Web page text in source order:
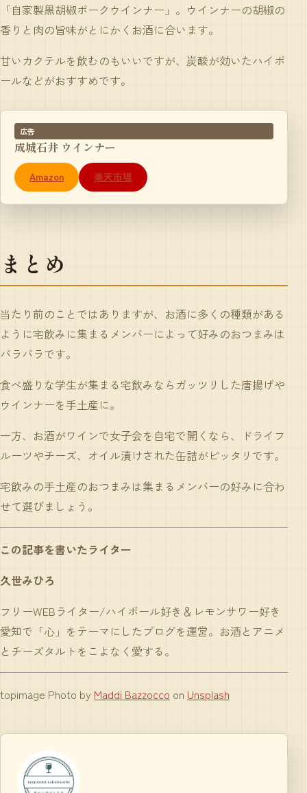
「自家製黒胡椒ポークウインナー 」。ウインナーの胡椒の
香りと肉の旨味がとにかくお酒に合います。
甘いカクテルを飲むのもいいですが、炭酸が効いたハイボ
ールなどがおすすめです。
広告
成城石井 ウインナー
Amazon 楽天市場
まとめ
当たり前のことではありますが、お酒に多くの種類がある
ように宅飲みに集まるメンバーによって好みのおつまみは
バラバラです。
食べ盛りな学生が集まる宅飲みならガッツリした唐揚げや
ウインナーを手土産に。
一方、お酒がワインで女子会を自宅で開くなら、ドライフ
ルーツやチーズ、オイル漬けされた缶詰がピッタリです。
宅飲みの手土産のおつまみは集まるメンバーの好みに合わ
せて選びましょう。
この記事を書いたライター
久世みひろ
フリーWEBライター/ハイボール好き＆レモンサワー好き
愛知で「心」をテーマにしたブログを運営。お酒とアニメ
とチーズタルトをこよなく愛する。
topimage Photo by Maddi Bazzocco on Unsplash